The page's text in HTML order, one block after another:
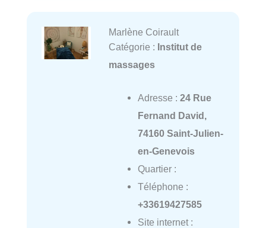
Marlène Coirault
Catégorie : Institut de
massages
Adresse : 24 Rue
Fernand David,
74160 Saint-Julien-
en-Genevois
Quartier :
Téléphone :
+33619427585
Site internet :